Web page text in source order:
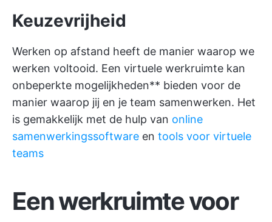
Keuzevrijheid
Werken op afstand heeft de manier waarop we
werken voltooid. Een virtuele werkruimte kan
onbeperkte mogelijkheden** bieden voor de
manier waarop jij en je team samenwerken. Het
is gemakkelijk met de hulp van online
samenwerkingssoftware en tools voor virtuele
teams
Een werkruimte voor